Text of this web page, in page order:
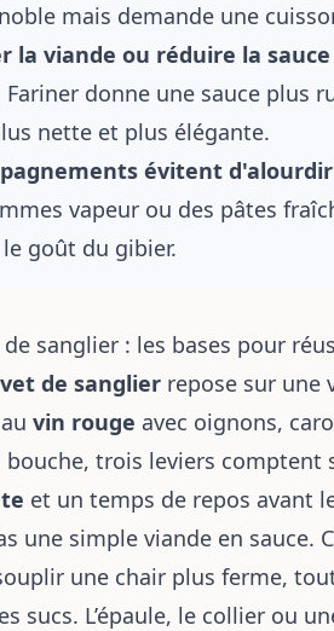
mais demande une
la viande ou réduire la
donne une sauce plus
nette et plus élégante.
évitent
vapeur ou des pâtes
goût du gibier.
de sanglier : les bases pour
de sanglier repose sur une
vin rouge avec oignons,
trois leviers comptent
et un temps de repos avant
une simple viande en sauce.
une chair plus ferme,
sucs. L’épaule, le collier ou